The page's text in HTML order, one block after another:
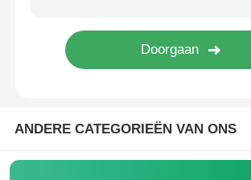
Kinderparaplu's
ANDERE CATEGORIEËN VAN ONS